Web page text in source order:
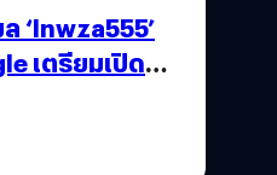
‘lnwza555’
เตรียมเปิด